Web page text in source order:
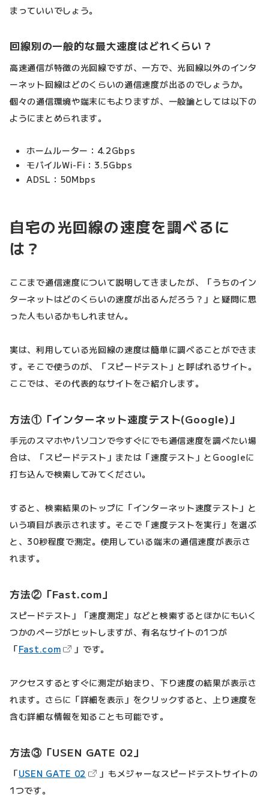
まっていいでしょう。
回線別の一般的な最大速度はどれくらい？
高速通信が特徴の光回線ですが、一方で、光回線以外のインタ
ーネット回線はどのくらいの通信速度が出るのでしょうか。
個々の通信環境や端末にもよりますが、一般論としては以下の
ようにまとめられます。
ホームルーター：4.2Gbps
モバイルWi-Fi：3.5Gbps
ADSL：50Mbps
自宅の光回線の速度を調べるに
は？
ここまで通信速度について説明してきましたが、「うちのイン
ターネットはどのくらいの速度が出るんだろう？」と疑問に思
った人もいるかもしれません。
実は、利用している光回線の速度は簡単に調べることができま
す。そこで使うのが、「スピードテスト」と呼ばれるサイト。
ここでは、その代表的なサイトをご紹介します。
方法①「インターネット速度テスト(Google)」
手元のスマホやパソコンで今すぐにでも通信速度を調べたい場
合は、「スピードテスト」または「速度テスト」とGoogleに
打ち込んで検索してみてください。
すると、検索結果のトップに「インターネット速度テスト」と
いう項目が表示されます。そこで「速度テストを実行」を選ぶ
と、30秒程度で測定。使用している端末の通信速度が表示さ
れます。
方法②「Fast.com」
スピードテスト」「速度測定」などと検索するとほかにもいく
つかのページがヒットしますが、有名なサイトの1つが
「Fast.com（新しいタブで開きます）
」です。
アクセスするとすぐに測定が始まり、下り速度の結果が表示さ
れます。さらに「詳細を表示」をクリックすると、上り速度を
含む詳細な情報を知ることも可能です。
方法③「USEN GATE 02」
「USEN GATE 02 （新しいタブで開きます）
」もメジャーなスピードテストサイトの
1つです。